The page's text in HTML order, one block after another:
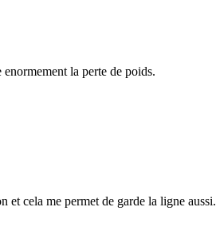
la perte de poids.
et cela me permet de garde la ligne aussi.